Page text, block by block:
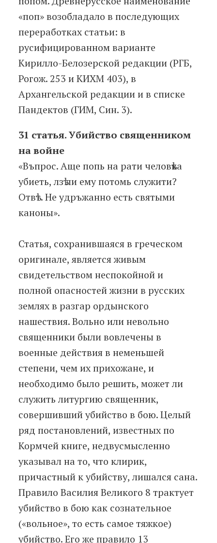
«поп» возобладало в последующих
переработках статьи: в
русифицированном варианте
Кирилло-Белозерской редакции (РГБ,
Рогож. 253 и КИХМ 403), в
Архангельской редакции и в списке
Пандектов (ГИМ, Син. 3).
31 статья. Убийство священником
на войне
«Въпрос. Аще попь на рати человѣка
убиеть, лзѣ ли ему потомь служити?
Отвѣт. Не удръжанно есть святыми
каноны».
Статья, сохранившаяся в греческом
оригинале, является живым
свидетельством неспокойной и
полной опасностей жизни в русских
землях в разгар ордынского
нашествия. Вольно или невольно
священники были вовлечены в
военные действия в неменьшей
степени, чем их прихожане, и
необходимо было решить, может ли
служить литургию священник,
совершивший убийство в бою. Целый
ряд постановлений, известных по
Кормчей книге, недвусмысленно
указывал на то, что клирик,
причастный к убийству, лишался сана.
Правило Василия Великого 8 трактует
убийство в бою как сознательное
(«вольное», то есть самое тяжкое)
убийство. Его же правило 13